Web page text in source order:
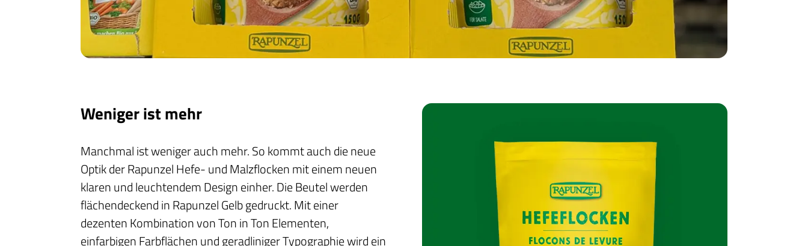
Weniger ist mehr
Manchmal ist weniger auch mehr. So kommt auch die neue
Optik der Rapunzel Hefe- und Malzflocken mit einem neuen
klaren und leuchtendem Design einher. Die Beutel werden
flächendeckend in Rapunzel Gelb gedruckt. Mit einer
dezenten Kombination von Ton in Ton Elementen,
einfarbigen Farbflächen und geradliniger Typographie wird ein